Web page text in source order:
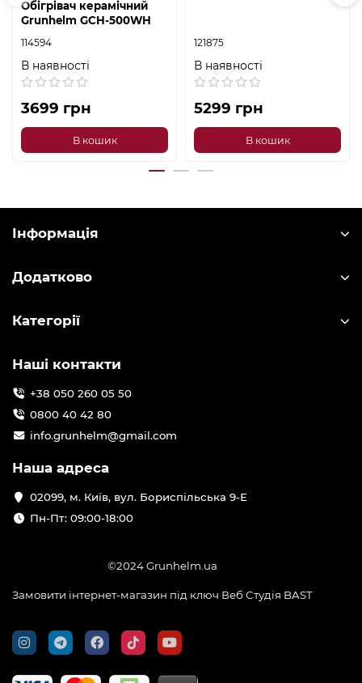
Обігрівач керамічний
Grunhelm GCH-500WH
114594
В наявності
3699 грн
В кошик
121875
В наявності
5299 грн
В кошик
Інформація
Додатково
Категорії
Наші контакти
+38 050 260 05 50
0800 40 42 80
info.grunhelm@gmail.com
Наша адреса
02099, м. Київ, вул. Бориспільська 9-Е
Пн-Пт: 09:00-18:00
©2024 Grunhelm.ua
Замовити інтернет-магазин під ключ Веб Студія BAST